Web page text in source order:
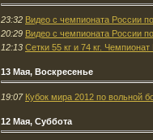
23:32 Видео с чемпионата России
20:29 Видео с чемпионата России
12:13 Сетки 55 кг и 74 кг.
13 Мая, Воскресенье
19:07 Кубок мира 2012 по вольной
12 Мая, Суббота